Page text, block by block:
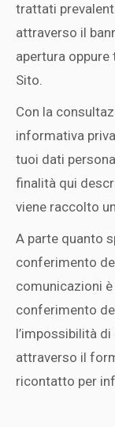
trattati
attraverso il
apertura oppure
Sito.
Con la
informativa
tuoi dati
finalità qui
viene raccolto
A parte quanto
conferimento
comunicazioni
conferimento
l’impossibilità
attraverso il
ricontatto per